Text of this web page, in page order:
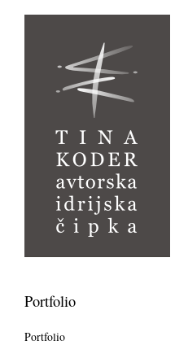
Portfolio
Portfolio